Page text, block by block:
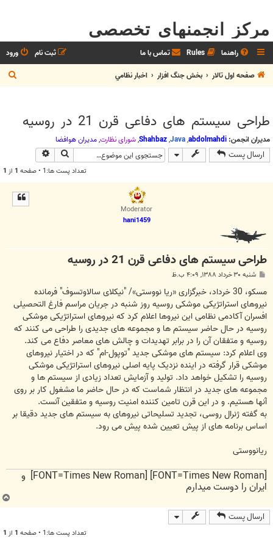
مرکز انجمنهای تخصصی
راهنما Rules تماس با ما ورود
ثبت نام
صفحه اول تالار
بخش جنگ افزار اخبار نظامي
س
طراحی سیستم های دفاعی قرن 21 در روسیه
مدیران انجمن: abdolmahdi
,
Java
,
Shahbaz
,شوراي نظارت,مديران هوافضا
ارسال پست جستجو
تعداد پست ها:1 • صفحه 1 از 1
Moderator
hani1459
طراحی سیستم های دفاعی قرن 21 در روسیه
ت
شنبه ۳۰ خرداد ۱۳۸۸, ۴:۰۹ ب.ظ
مسکو، 30 خرداد، خبرگزاری «ریا نووستی»/ "نیکلای سالاوتسوف" فرمانده
نیروهای استراتژیکی موشکی روسیه روز شنبه در جریان مراسم فارغ التحصیلی
افسران آکادمی نظامی این نیروها اعلام کرد که نیروهای استراتژیکی موشکی
روسیه در حال حاضر سیستم ها و مجموعه های جدیدی را طراحی می کنند که
روسیه و متفقان آن را در برابر تهدیدات و چالش های معاصر دفاع می کند.
وی اعلام کرد: سیستم های موشکی جدید "توپول-ام" که در اختیار نیروهای
موشکی قرار گرفته در اینده نزدیک پایه اصلی نیروهای استراتژیکی موشکی
روسیه را تشکیل خواهد داد. تولید و آزمایش تعداد زیادی از سیستم ها و
مجموعه های جدید در انتظار شماست که در حال حاضر ما مشغول کار بر روی
آنها هستیم. و در این قرن تامین کننده امنیت روسیه و متفقین آنست.
به گفته ژنرال روسی، تجدید تسلیحاتی نیروهای به سیستم های جدید دقیقا بر
اساس برنامه های از پیش تعیین شده پیش می رود.
ریانووستی
[FONT=Times New Roman] [FONT=Times New Roman] و
ایران را دوست میدارم
ارسال پست
تعداد پست ها:1 • صفحه 1 از 1